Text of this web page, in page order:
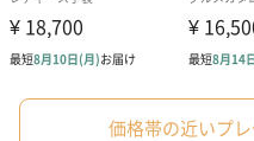
価格帯の近いプ